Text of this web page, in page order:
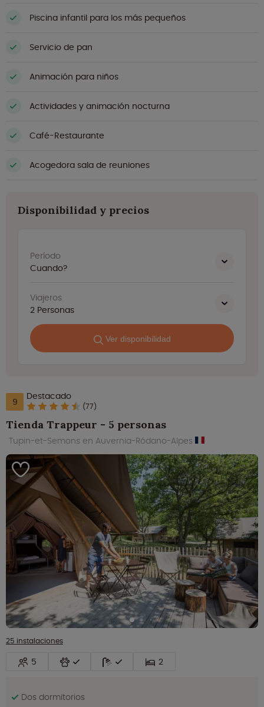
Piscina infantil para los más pequeños
Servicio de pan
Animación para niños
Actividades y animación nocturna
Café-Restaurante
Acogedora sala de reuniones
Disponibilidad y precios
Período
Cuando?
Viajeros
2 Personas
Ver disponibilidad
9 Destacado
(77)
Tienda Trappeur - 5 personas
Tupin-et-Semons en Auvernia-Ródano-Alpes
25 instalaciones
5 2
Dos dormitorios